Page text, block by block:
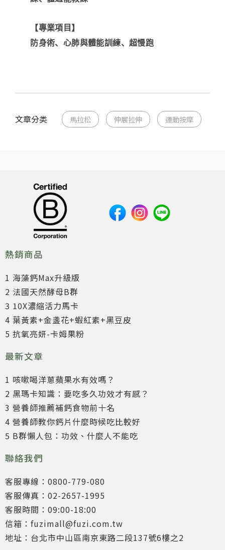
【專業項目】
防身術、心肺與體能訓練、超慢跑
文章分类 馬拉松 伸展拉伸 運動按摩
熱銷商品
1 海藻鈣Max升級版
2 法國天然酵母B群
3 10X濃縮活力馬卡
4 葉黃素+金盞花+蝦紅素+黑豆皮
5 抗氧亮妍-卡姆果粉
最新文章
1 咳嗽喝洋蔥蘋果水有效嗎？
2 黑瑪卡知識：要吃多久功效才有感？
3 營養師推薦補鈣食物前十名
4 營養師教你鈣片什麼時候吃比較好
5 B群懶人包：功效、什麼人不能吃
聯絡我們
客服專線：0800-779-080
客服傳真：02-2657-1995
客服時間：09:00-18:00
信箱：fuzimall@fuzi.com.tw
地址：台北市中山區南京東路二段137號6樓之2